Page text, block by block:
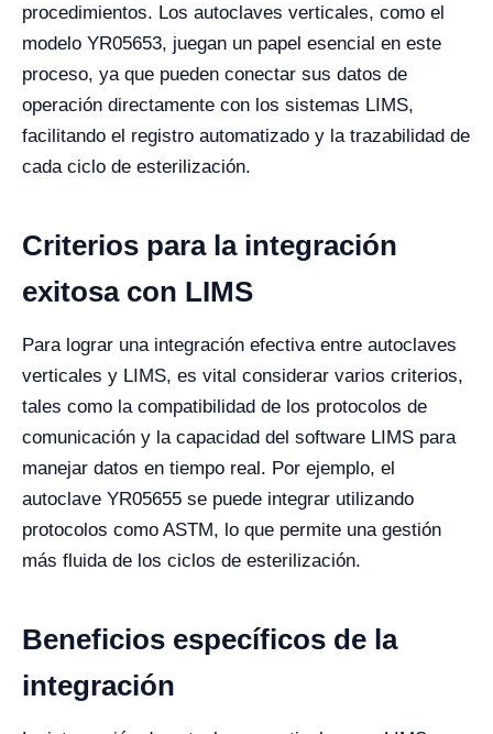
procedimientos. Los autoclaves verticales, como el
modelo YR05653, juegan un papel esencial en este
proceso, ya que pueden conectar sus datos de
operación directamente con los sistemas LIMS,
facilitando el registro automatizado y la trazabilidad de
cada ciclo de esterilización.
Criterios para la integración
exitosa con LIMS
Para lograr una integración efectiva entre autoclaves
verticales y LIMS, es vital considerar varios criterios,
tales como la compatibilidad de los protocolos de
comunicación y la capacidad del software LIMS para
manejar datos en tiempo real. Por ejemplo, el
autoclave YR05655 se puede integrar utilizando
protocolos como ASTM, lo que permite una gestión
más fluida de los ciclos de esterilización.
Beneficios específicos de la
integración